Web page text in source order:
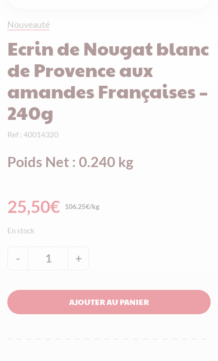
Nouveauté
Ecrin de Nougat blanc
de Provence aux
amandes Françaises –
240g
Ref : 40014320
Poids Net : 0.240 kg
25,50€ 106.25€/kg
En stock
-
Ecrin
de
1 +
AJOUTER AU PANIER